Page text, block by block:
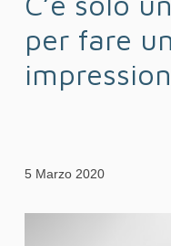
per fare
5 Marzo 2020